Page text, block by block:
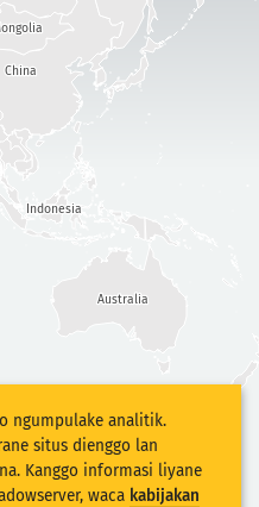
Indonesia
China
Australia
ngumpulake analitik.
situs dienggo lan
Kanggo informasi liyane
waca kabijakan